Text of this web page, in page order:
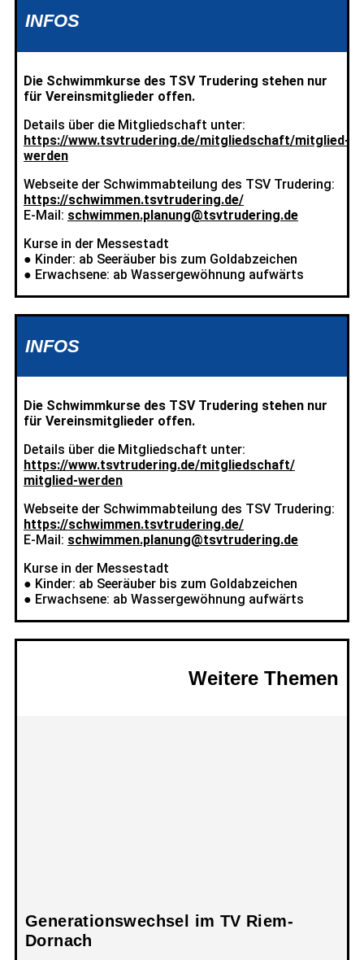
INFOS
Die Schwimmkurse des TSV Trudering stehen nur
für Vereinsmitglieder offen.
Details über die Mitgliedschaft unter:
https://www.tsvtrudering.de/mitgliedschaft/mitglied-
werden
Webseite der Schwimmabteilung des TSV Trudering:
https://schwimmen.tsvtrudering.de/
E-Mail: schwimmen.planung@tsvtrudering.de
Kurse in der Messestadt
● Kinder: ab Seeräuber bis zum Goldabzeichen
● Erwachsene: ab Wassergewöhnung aufwärts
INFOS
Die Schwimmkurse des TSV Trudering stehen nur
für Vereinsmitglieder offen.
Details über die Mitgliedschaft unter:
https://www.tsvtrudering.de/mitgliedschaft/
mitglied-werden
Webseite der Schwimmabteilung des TSV Trudering:
https://schwimmen.tsvtrudering.de/
E-Mail: schwimmen.planung@tsvtrudering.de
Kurse in der Messestadt
● Kinder: ab Seeräuber bis zum Goldabzeichen
● Erwachsene: ab Wassergewöhnung aufwärts
Weitere Themen
Generationswechsel im TV Riem-
Dornach